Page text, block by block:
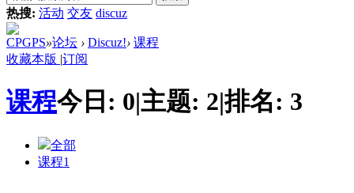
热搜: 活动 交友 discuz
CPGPS»论坛 › Discuz!› 课程
收藏本版 |订阅
课程今日: 0|主题: 2|排名: 3
全部
课程1